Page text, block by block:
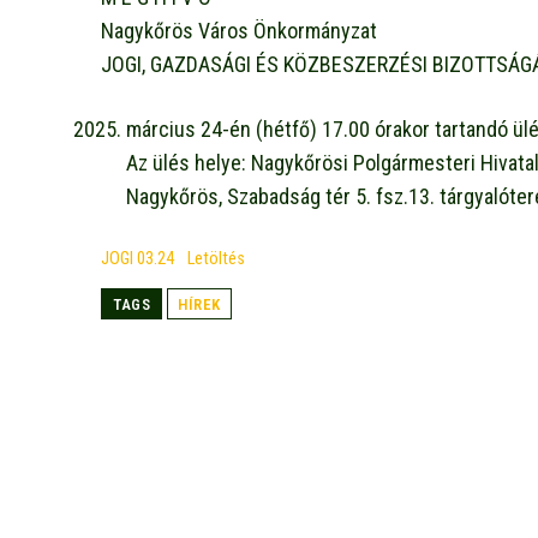
Nagykőrös Város Önkormányzat
JOGI, GAZDASÁGI ÉS KÖZBESZERZÉSI
március 24-én (hétfő) 17.00 órakor tartandó
Az ülés helye: Nagykőrösi Polgármesteri Hivatal
Nagykőrös, Szabadság tér 5. fsz.13.
JOGI 03.24 Letöltés
TAGS HÍREK